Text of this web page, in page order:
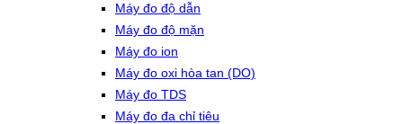
Máy đo độ dẫn
Máy đo độ mặn
Máy đo ion
Máy đo oxi hòa tan (DO)
Máy đo TDS
Máy đo đa chỉ tiêu